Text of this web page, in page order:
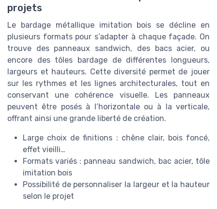
projets
Le bardage métallique imitation bois se décline en
plusieurs formats pour s’adapter à chaque façade. On
trouve des panneaux sandwich, des bacs acier, ou
encore des tôles bardage de différentes longueurs,
largeurs et hauteurs. Cette diversité permet de jouer
sur les rythmes et les lignes architecturales, tout en
conservant une cohérence visuelle. Les panneaux
peuvent être posés à l’horizontale ou à la verticale,
offrant ainsi une grande liberté de création.
Large choix de finitions : chêne clair, bois foncé,
effet vieilli…
Formats variés : panneau sandwich, bac acier, tôle
imitation bois
Possibilité de personnaliser la largeur et la hauteur
selon le projet